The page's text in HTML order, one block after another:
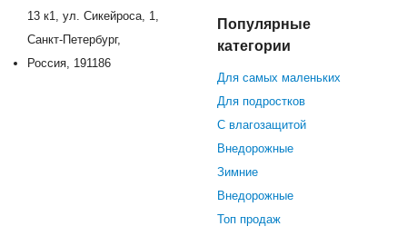
13 к1, ул. Сикейроса, 1,
Санкт-Петербург,
Россия, 191186
Популярные
категории
Для самых маленьких
Для подростков
С влагозащитой
Внедорожные
Зимние
Внедорожные
Топ продаж